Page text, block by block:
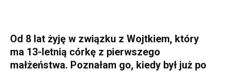
Od 8 lat żyję w związku z Wojtkiem, który
ma 13-letnią córkę z pierwszego
małżeństwa. Poznałam go, kiedy był już po